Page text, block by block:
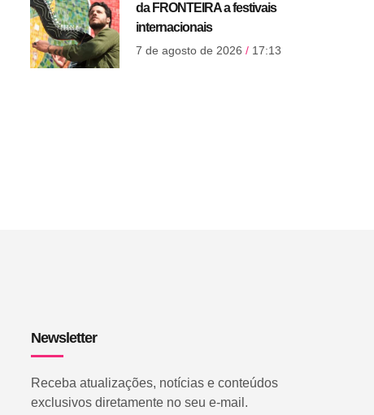
da FRONTEIRA a festivais
internacionais
7 de agosto de 2026 17:13
Newsletter
Receba atualizações, notícias e conteúdos
exclusivos diretamente no seu e-mail.